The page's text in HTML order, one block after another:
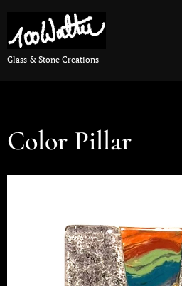
Glass & Stone Creations
Color Pillar